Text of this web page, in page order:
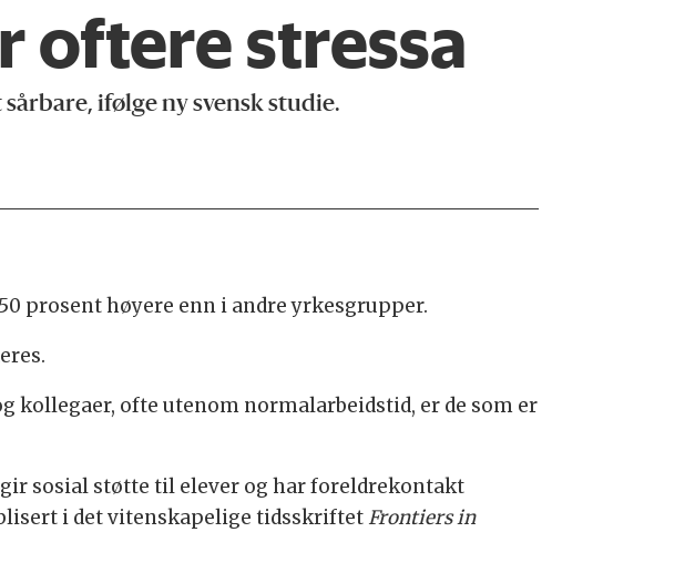
oftere stressa
ifølge ny svensk studie.
prosent høyere enn i andre yrkesgrupper.
kollegaer, ofte utenom normalarbeidstid, er de som er
sosial støtte til elever og har foreldrekontakt
i det vitenskapelige tidsskriftet Frontiers in